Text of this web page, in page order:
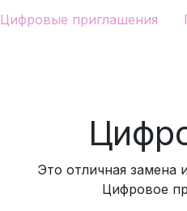
Цифровые приглашения
Это отличная замена
Цифровое